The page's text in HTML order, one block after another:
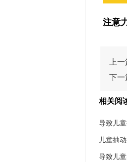
注意
上一
下一
相关阅
导致儿
儿童抽
导致儿